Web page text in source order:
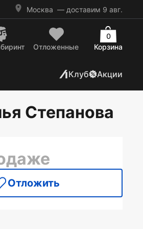
Москва — доставим 9 авг.
Отложенные Корзина
0
Клуб Акции
Степанова
Отложить